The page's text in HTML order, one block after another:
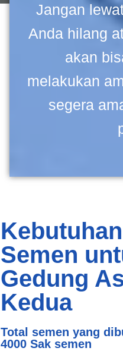
Jangan
Anda hilang
akan
melakukan
segera
Kebutuhan
Semen
Gedung
Kedua
Total semen yang
4000 Sak semen